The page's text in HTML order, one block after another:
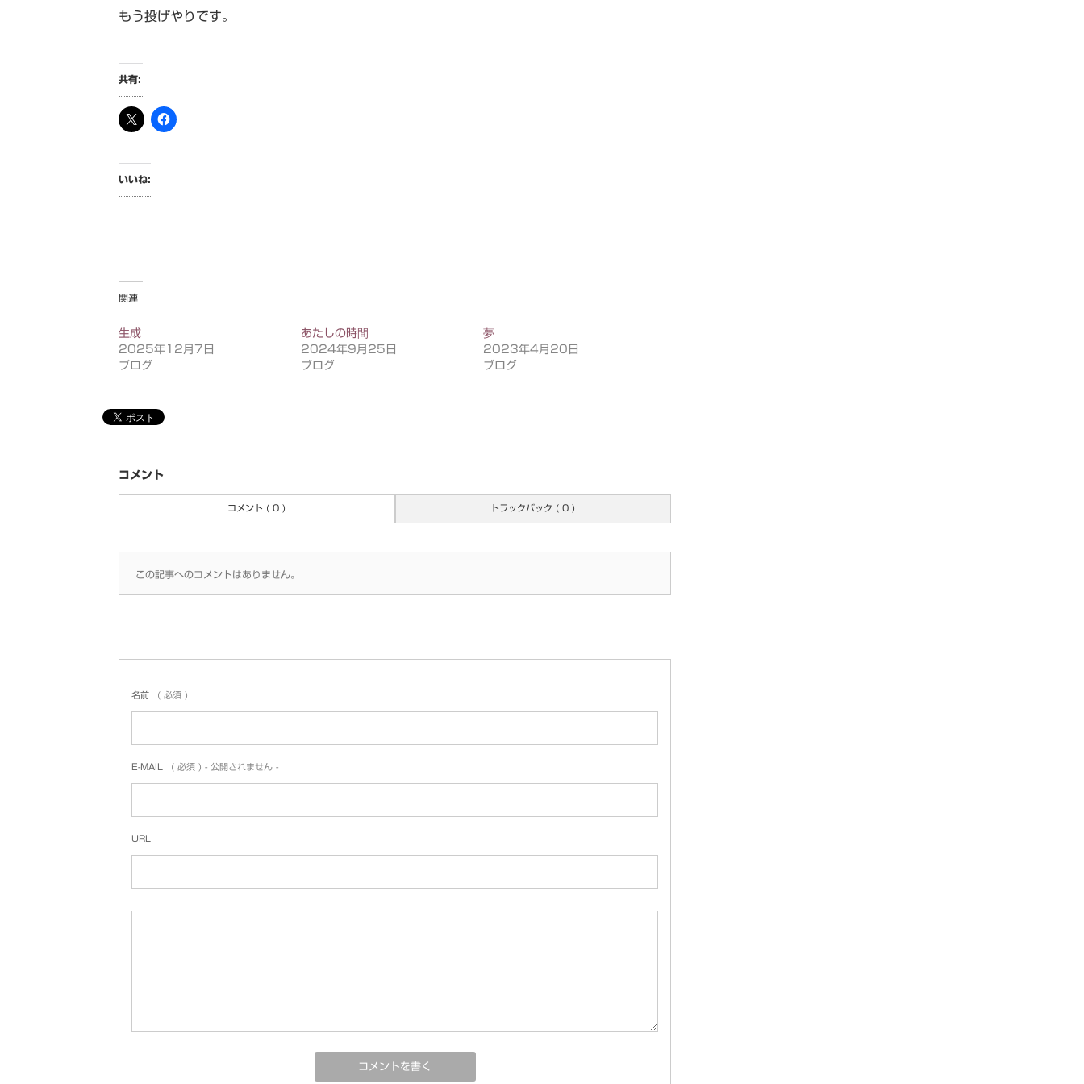
もう投げやりです。
共有:
いいね:
関連
生成
2025年12月7日
ブログ
あたしの時間
2024年9月25日
ブログ
夢
2023年4月20日
ブログ
コメント
コメント ( 0 ) トラックバック ( 0 )
この記事へのコメントはありません。
名前 ( 必須 )
E-MAIL ( 必須 ) - 公開されません -
URL